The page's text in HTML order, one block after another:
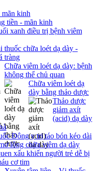
kinh
tiền - mãn kinh
xanh điều trị bệnh viêm
thuốc chữa loét dạ dày -
tràng
Chữa viêm loét dạ dày: bệnh
không thể chủ quan
Chữa viêm loét dạ
dày bằng thảo dược
Thảo dược
giảm axít
(acid) dạ dày
Đông y trị táo bón kéo dài
lông chữa viêm dạ dày
xấu khiến người trẻ dễ bị
cơ tim